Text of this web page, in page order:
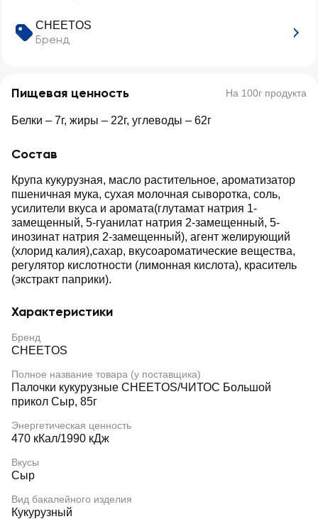
CHEETOS
Бренд
Пищевая ценность На 100г продукта
Белки – 7г, жиры – 22г, углеводы – 62г
Состав
Крупа кукурузная, масло растительное, ароматизатор
пшеничная мука, сухая молочная сыворотка, соль,
усилители вкуса и аромата(глутамат натрия 1-
замещенный, 5-гуанилат натрия 2-замещенный, 5-
инозинат натрия 2-замещенный), агент желирующий
(хлорид калия),сахар, вкусоароматические вещества,
регулятор кислотности (лимонная кислота), краситель
(экстракт паприки).
Характеристики
Бренд
CHEETOS
Полное название товара (у поставщика)
Палочки кукурузные CHEETOS/ЧИТОС Большой
прикол Сыр, 85г
Энергетическая ценность
470 кКал/1990 кДж
Вкусы
Сыр
Вид бакалейного изделия
Кукурузный